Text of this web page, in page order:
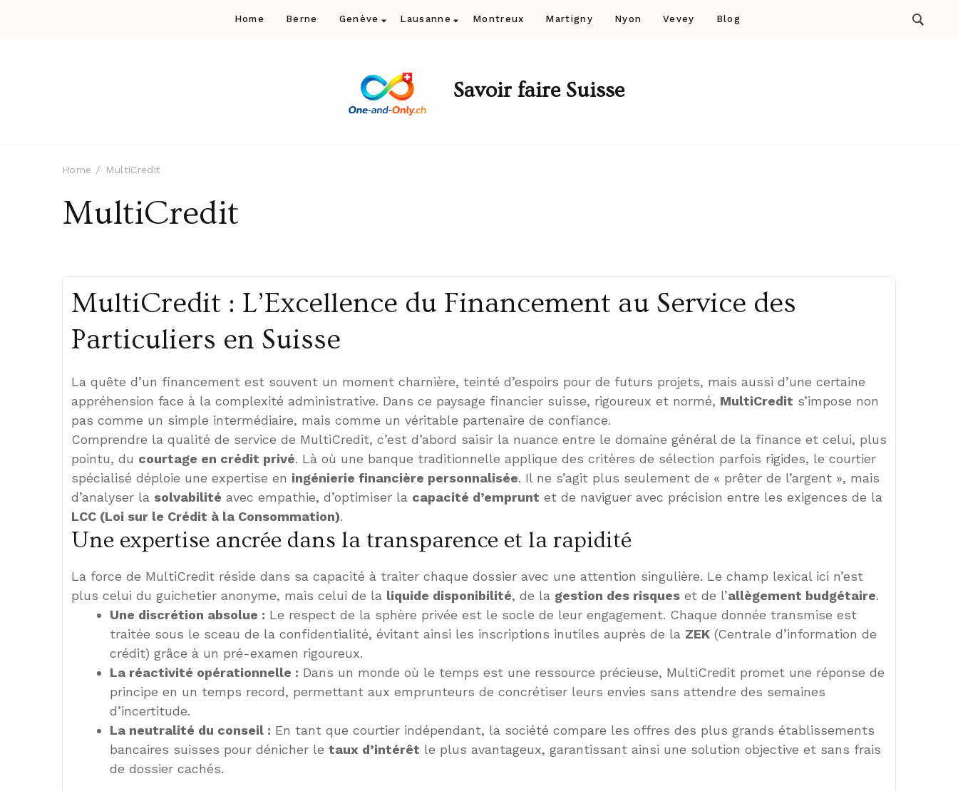
Home Berne Genève Lausanne Montreux Martigny Nyon Vevey Blog
Savoir faire Suisse
Home MultiCredit
MultiCredit
MultiCredit : L’Excellence du Financement au Service des
Particuliers en Suisse
La quête d’un financement est souvent un moment charnière, teinté d’espoirs pour de futurs projets, mais aussi d’une certaine
appréhension face à la complexité administrative. Dans ce paysage financier suisse, rigoureux et normé, MultiCredit s’impose non
pas comme un simple intermédiaire, mais comme un véritable partenaire de confiance.
Comprendre la qualité de service de MultiCredit, c’est d’abord saisir la nuance entre le domaine général de la finance et celui, plus
pointu, du courtage en crédit privé. Là où une banque traditionnelle applique des critères de sélection parfois rigides, le courtier
spécialisé déploie une expertise en ingénierie financière personnalisée. Il ne s’agit plus seulement de « prêter de l’argent », mais
d’analyser la solvabilité avec empathie, d’optimiser la capacité d’emprunt et de naviguer avec précision entre les exigences de la
LCC (Loi sur le Crédit à la Consommation).
Une expertise ancrée dans la transparence et la rapidité
La force de MultiCredit réside dans sa capacité à traiter chaque dossier avec une attention singulière. Le champ lexical ici n’est
plus celui du guichetier anonyme, mais celui de la liquide disponibilité, de la gestion des risques et de l’allègement budgétaire.
Une discrétion absolue : Le respect de la sphère privée est le socle de leur engagement. Chaque donnée transmise est
traitée sous le sceau de la confidentialité, évitant ainsi les inscriptions inutiles auprès de la ZEK (Centrale d’information de
crédit) grâce à un pré-examen rigoureux.
La réactivité opérationnelle : Dans un monde où le temps est une ressource précieuse, MultiCredit promet une réponse de
principe en un temps record, permettant aux emprunteurs de concrétiser leurs envies sans attendre des semaines
d’incertitude.
La neutralité du conseil : En tant que courtier indépendant, la société compare les offres des plus grands établissements
bancaires suisses pour dénicher le taux d’intérêt le plus avantageux, garantissant ainsi une solution objective et sans frais
de dossier cachés.